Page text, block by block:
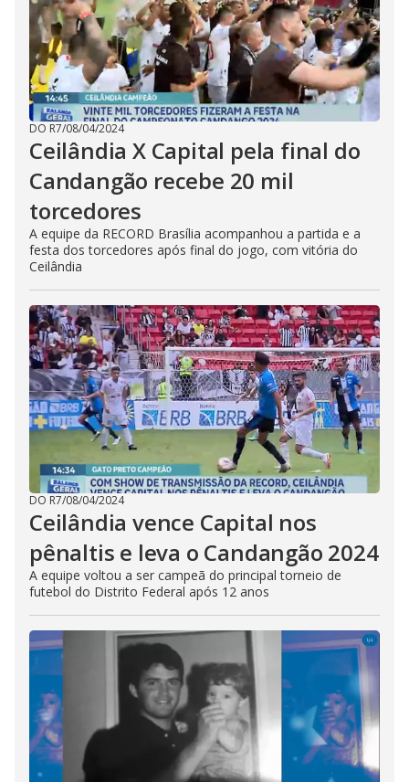
DO R7/08/04/2024
Ceilândia X Capital pela final do
Candangão recebe 20 mil
torcedores
A equipe da RECORD Brasília acompanhou a partida e a
festa dos torcedores após final do jogo, com vitória do
Ceilândia
DO R7/08/04/2024
Ceilândia vence Capital nos
pênaltis e leva o Candangão 2024
A equipe voltou a ser campeã do principal torneio de
futebol do Distrito Federal após 12 anos